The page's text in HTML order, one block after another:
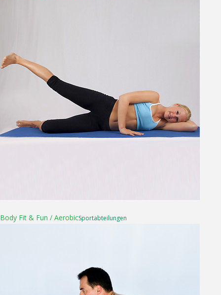
Body Fit & Fun / AerobicSport­abteilungen